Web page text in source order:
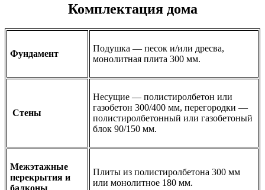
Комплектация дома
Фундамент
Подушка — песок и/или дресва,
монолитная плита 300 мм.
Стены
Несущие — полистиролбетон или
газобетон 300/400 мм, перегородки —
полистиролбетонный или газобетоный
блок 90/150 мм.
Межэтажные
перекрытия и
Плиты из полистиролбетона 300 мм
или монолитное 180 мм.